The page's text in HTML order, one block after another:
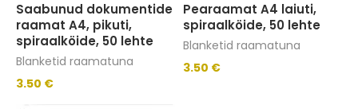
Saabunud dokumentide
raamat A4, pikuti,
spiraalköide, 50 lehte
Blanketid raamatuna
3.50 €
Pearaamat A4 laiuti,
spiraalköide, 50 lehte
Blanketid raamatuna
3.50 €